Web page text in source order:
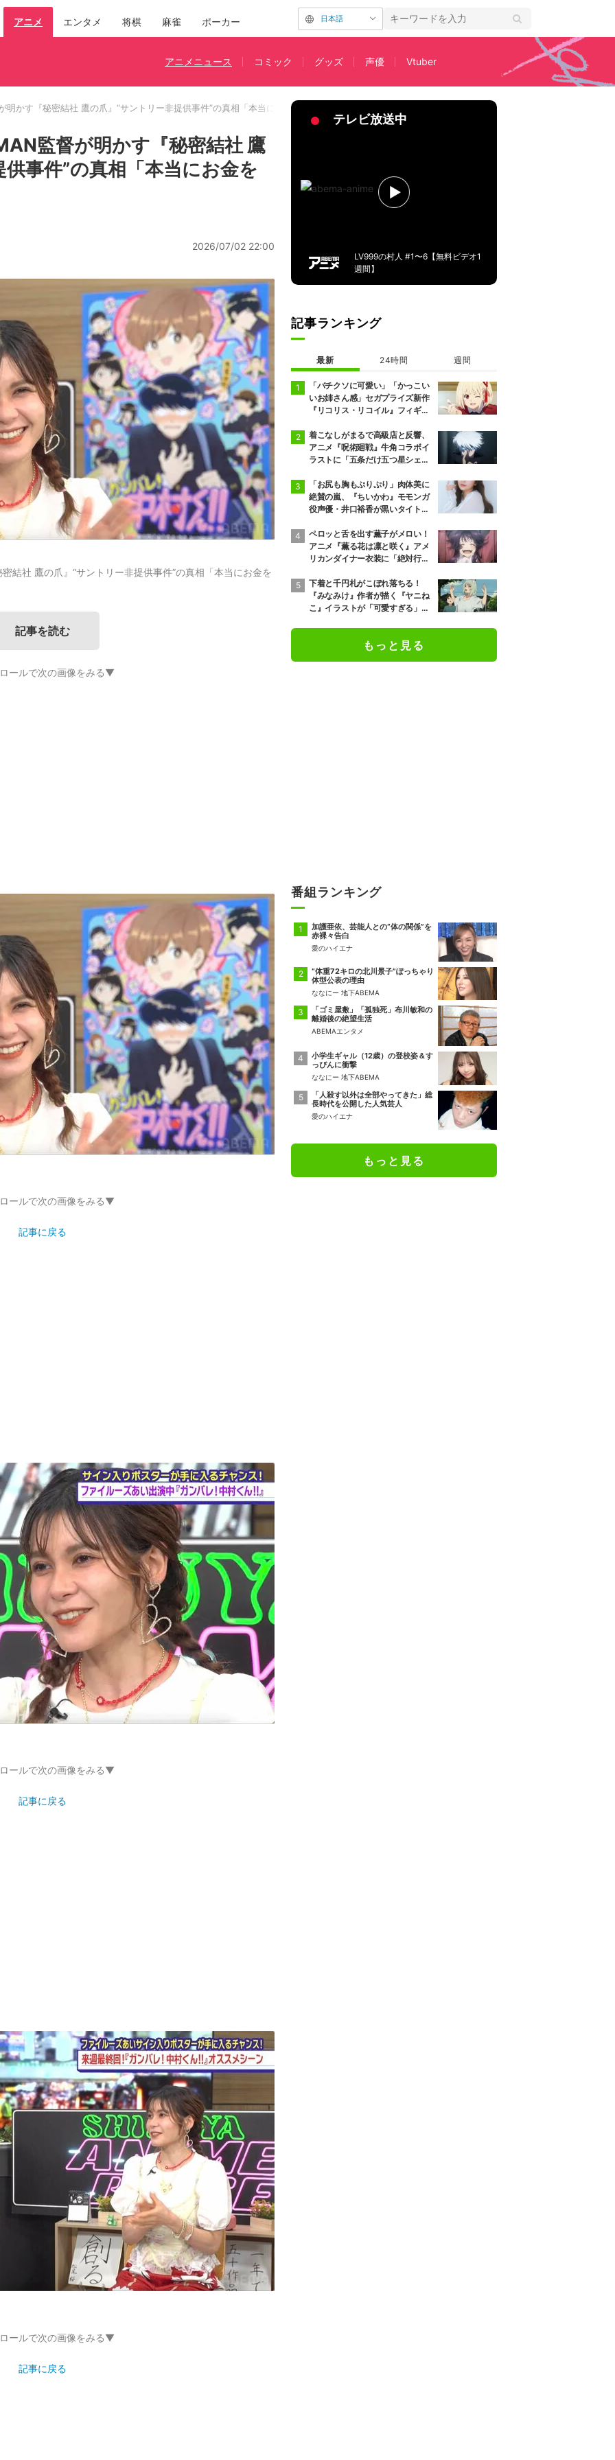
アニメ エンタメ 将棋 麻雀 ポーカー 日本語
アニメニュース コミック グッズ 声優 Vtuber
明かす『秘密結社 鷹の爪』“サントリー非提供事件”の真相「本当にお金をもらわず…」
監督が明かす『秘密結社 鷹
事件”の真相「本当にお金を
2026/07/02 22:00
結社 鷹の爪』“サントリー非提供事件”の真相「本当にお金を
記事を読む
ールで次の画像をみる▼
ールで次の画像をみる▼
記事に戻る
ールで次の画像をみる▼
記事に戻る
ールで次の画像をみる▼
記事に戻る
テレビ放送中
LV999の村人 #1〜6【無料ビデオ1
週間】
記事ランキング
最新 24時間 週間
「バチクソに可愛い」「かっこい
いお姉さん感」セガプライズ新作
『リコリス・リコイル』フィギュ
着こなしがまるで高級店と反響、
アニメ『呪術廻戦』牛角コラボイ
ラストに「五条だけ五つ星シェ
「お尻も胸もぷりぷり」肉体美に
絶賛の嵐、『ちいかわ』モモンガ
役声優・井口裕香が黒いタイトウ
ペロッと舌を出す薫子がメロい！
アニメ『薫る花は凛と咲く』アメ
リカンダイナー衣装に「絶対行き
下着と千円札がこぼれ落ちる！
『みなみけ』作者が描く『ヤニね
こ』イラストが「可愛すぎる」
もっと見る
番組ランキング
加護亜依、芸能人との“体の関係”を
赤裸々告白
愛のハイエナ
“体重72キロの北川景子”ぽっちゃり
体型公表の理由
ななにー 地下ABEMA
「ゴミ屋敷」「孤独死」布川敏和の
離婚後の絶望生活
ABEMAエンタメ
小学生ギャル（12歳）の登校姿＆す
っぴんに衝撃
ななにー 地下ABEMA
「人殺す以外は全部やってきた」総
長時代を公開した人気芸人
愛のハイエナ
もっと見る